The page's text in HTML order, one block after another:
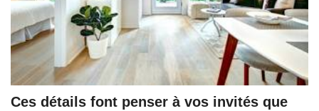
Ces détails font penser à vos invités que